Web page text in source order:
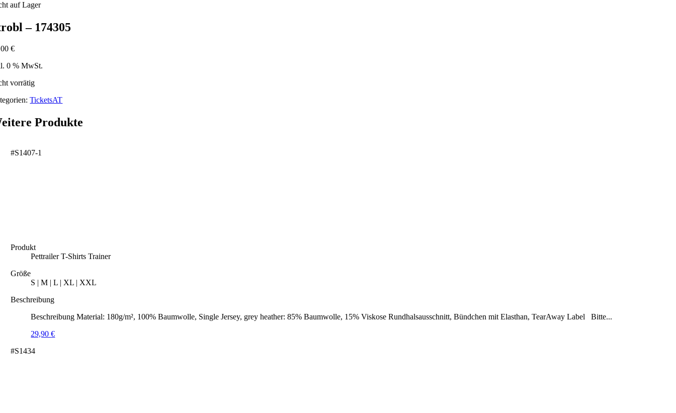
auf Lager
– 174305
€
0 % MwSt.
vorrätig
TicketsAT
Produkte
#S1407-1
Produkt
Pettrailer T-Shirts Trainer
Größe
S | M | L | XL | XXL
Beschreibung
Beschreibung Material: 180g/m², 100% Baumwolle, Single Jersey, grey heather: 85% Baumwolle, 15% Viskose Rundhalsausschnitt, Bündchen mit Elasthan, TearAway Label Bitte...
29,90€
#S1434